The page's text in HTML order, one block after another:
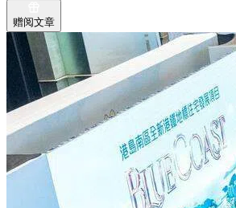
赠阅文章